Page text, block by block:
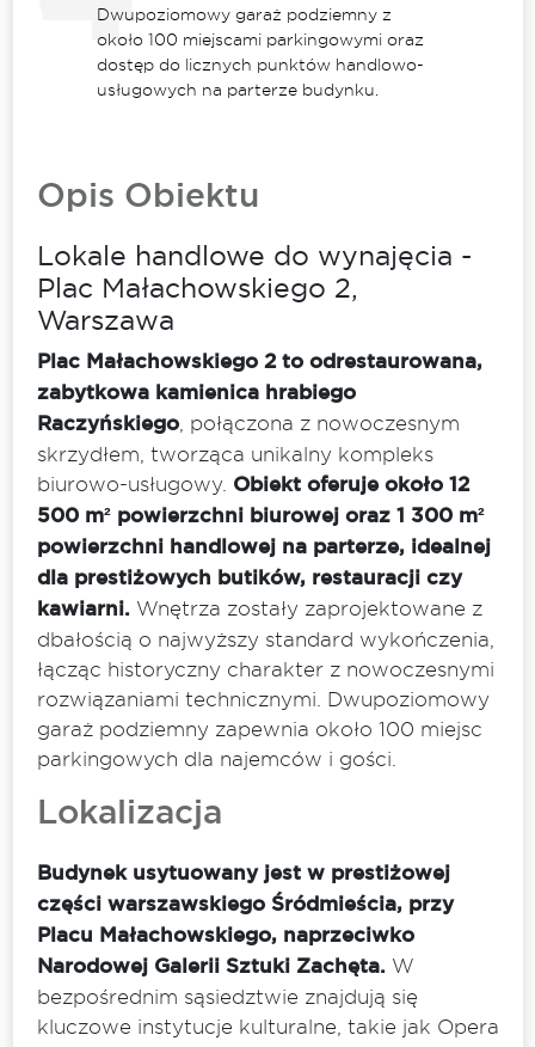
Dwupoziomowy garaż podziemny z
około 100 miejscami parkingowymi oraz
dostęp do licznych punktów handlowo-
usługowych na parterze budynku.
Opis Obiektu
Lokale handlowe do wynajęcia -
Plac Małachowskiego 2,
Warszawa
Plac Małachowskiego 2 to odrestaurowana,
zabytkowa kamienica hrabiego
Raczyńskiego, połączona z nowoczesnym
skrzydłem, tworząca unikalny kompleks
biurowo-usługowy. Obiekt oferuje około 12
500 m² powierzchni biurowej oraz 1 300 m²
powierzchni handlowej na parterze, idealnej
dla prestiżowych butików, restauracji czy
kawiarni.Wnętrza zostały zaprojektowane z
dbałością o najwyższy standard wykończenia,
łącząc historyczny charakter z nowoczesnymi
rozwiązaniami technicznymi. Dwupoziomowy
garaż podziemny zapewnia około 100 miejsc
parkingowych dla najemców i gości.
Lokalizacja
Budynek usytuowany jest w prestiżowej
części warszawskiego Śródmieścia, przy
Placu Małachowskiego, naprzeciwko
Narodowej Galerii Sztuki Zachęta.W
bezpośrednim sąsiedztwie znajdują się
kluczowe instytucje kulturalne, takie jak Opera